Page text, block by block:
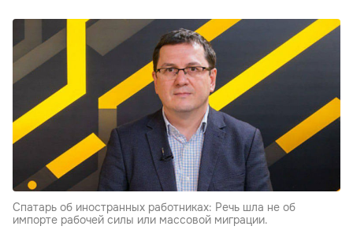
Спатарь об иностранных работниках: Речь шла не об
импорте рабочей силы или массовой миграции.